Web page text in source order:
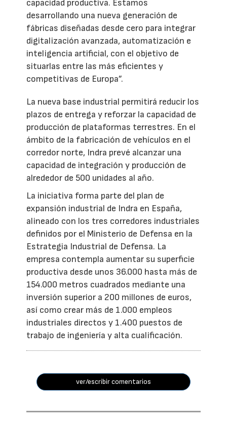
capacidad productiva. Estamos
desarrollando una nueva generación de
fábricas diseñadas desde cero para integrar
digitalización avanzada, automatización e
inteligencia artificial, con el objetivo de
situarlas entre las más eficientes y
competitivas de Europa”.
La nueva base industrial permitirá reducir los
plazos de entrega y reforzar la capacidad de
producción de plataformas terrestres. En el
ámbito de la fabricación de vehículos en el
corredor norte, Indra prevé alcanzar una
capacidad de integración y producción de
alrededor de 500 unidades al año.
La iniciativa forma parte del plan de
expansión industrial de Indra en España,
alineado con los tres corredores industriales
definidos por el Ministerio de Defensa en la
Estrategia Industrial de Defensa. La
empresa contempla aumentar su superficie
productiva desde unos 36.000 hasta más de
154.000 metros cuadrados mediante una
inversión superior a 200 millones de euros,
así como crear más de 1.000 empleos
industriales directos y 1.400 puestos de
trabajo de ingeniería y alta cualificación.
ver/escribir comentarios